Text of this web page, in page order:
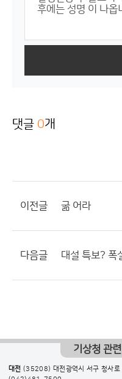
댓글 0개
이전글 굶 어라
다음글 대설 특보? 폭
기상청 관
대전 (35208) 대전광역시 서구 청사